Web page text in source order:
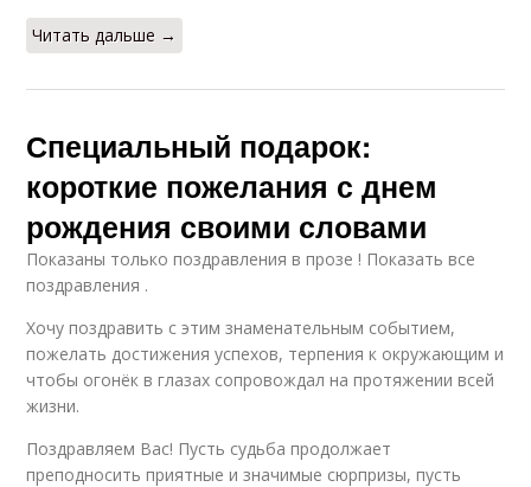
Читать дальше →
Специальный подарок:
короткие пожелания с днем
рождения своими словами
Показаны только поздравления в прозе ! Показать все
поздравления .
Хочу поздравить с этим знаменательным событием,
пожелать достижения успехов, терпения к окружающим и
чтобы огонёк в глазах сопровождал на протяжении всей
жизни.
Поздравляем Вас! Пусть судьба продолжает
преподносить приятные и значимые сюрпризы, пусть